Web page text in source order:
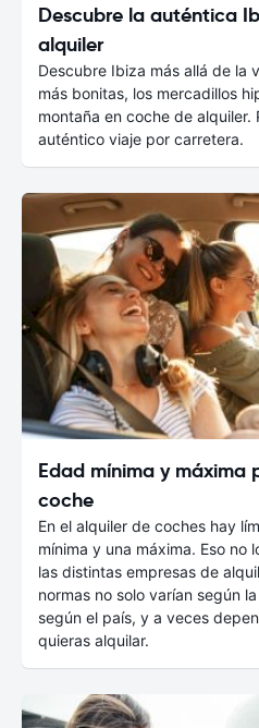
Descubre la auténtica
alquiler
Descubre Ibiza más allá de la
más bonitas, los mercadillos
montaña en coche de alquiler.
auténtico viaje por carretera.
Edad mínima y máxima
coche
En el alquiler de coches hay
mínima y una máxima. Eso no
las distintas empresas de
normas no solo varían según
según el país, y a veces
quieras alquilar.